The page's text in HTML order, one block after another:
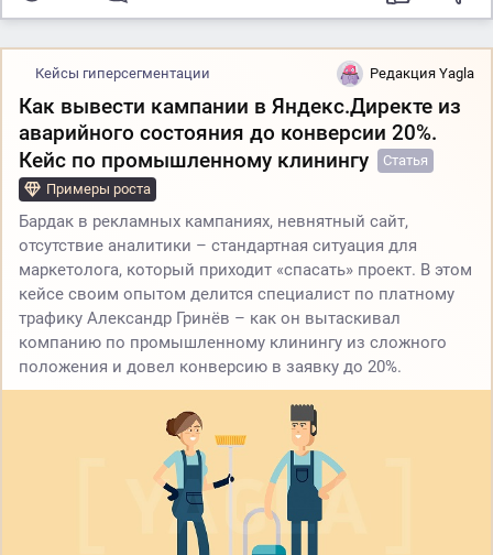
Кейсы гиперсегментации Редакция Yagla
Как вывести кампании в Яндекс.Директе из
аварийного состояния до конверсии 20%.
Кейс по промышленному клинингу
Статья
Примеры роста
Бардак в рекламных кампаниях, невнятный сайт,
отсутствие аналитики – стандартная ситуация для
маркетолога, который приходит «спасать» проект. В этом
кейсе своим опытом делится специалист по платному
трафику Александр Гринёв – как он вытаскивал
компанию по промышленному клинингу из сложного
положения и довел конверсию в заявку до 20%.